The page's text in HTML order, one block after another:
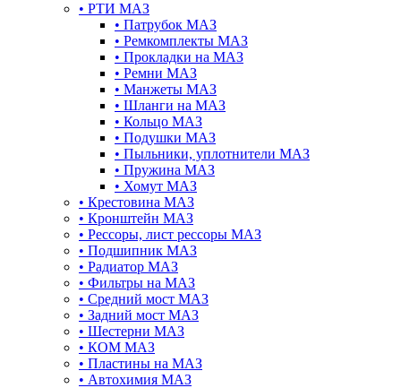
• РТИ МАЗ
• Патрубок МАЗ
• Ремкомплекты МАЗ
• Прокладки на МАЗ
• Ремни МАЗ
• Манжеты МАЗ
• Шланги на МАЗ
• Кольцо МАЗ
• Подушки МАЗ
• Пыльники, уплотнители МАЗ
• Пружина МАЗ
• Хомут МАЗ
• Крестовина МАЗ
• Кронштейн МАЗ
• Рессоры, лист рессоры МАЗ
• Подшипник МАЗ
• Радиатор МАЗ
• Фильтры на МАЗ
• Средний мост МАЗ
• Задний мост МАЗ
• Шестерни МАЗ
• КОМ МАЗ
• Пластины на МАЗ
• Автохимия МАЗ